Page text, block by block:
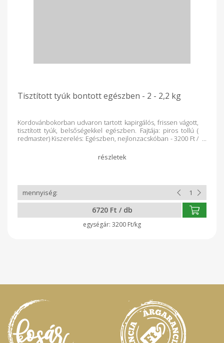
Tisztított tyúk bontott egészben - 2 - 2,2 kg
Kordovánbokorban udvaron tartott kapirgálós, frissen vágott,
tisztított tyúk, belsőségekkel egészben. Fajtája: piros tollú (
redmaster) Kiszerelés: Egészben, nejlonzacskóban - 3200 Ft /
árat 2,10 kg-os súlyra adtuk meg, amely súly és ár mindkét
irányba változhat. A helyszínen biztosítunk mérleget a
6720 Ft / db
3200 Ft/kg